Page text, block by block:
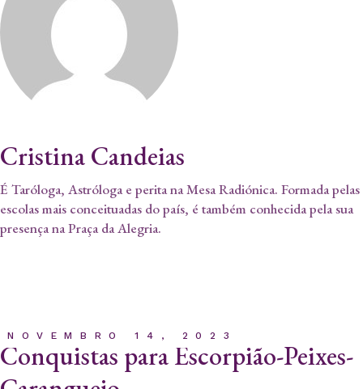
Cristina Candeias
É Taróloga, Astróloga e perita na Mesa Radiónica. Formada pelas
escolas mais conceituadas do país, é também conhecida pela sua
presença na Praça da Alegria.
NOVEMBRO 14, 2023
Conquistas para Escorpião-Peixes-